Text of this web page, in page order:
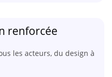
renforcée
les acteurs, du design à